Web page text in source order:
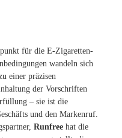
für die E-Zigaretten-
wandeln sich
einer präzisen
der Vorschriften
– sie ist die
und den Markenruf.
Runfreehat die